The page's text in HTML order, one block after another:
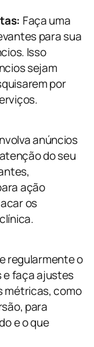
Faça uma
para sua
Isso
sejam
por
anúncios
do seu
ação
os
regularmente o
e faça ajustes
métricas, como
para
e o que